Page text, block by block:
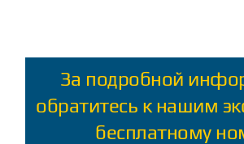
За подробной
обратитесь к нашим
бесплатному